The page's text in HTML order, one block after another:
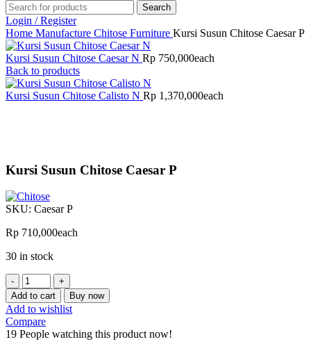
Search
Login / Register
Home Manufacture Chitose Furniture Kursi Susun Chitose Caesar P
Kursi Susun Chitose Caesar N Rp 750,000each
Back to products
Kursi Susun Chitose Calisto N Rp 1,370,000each
Kursi Susun Chitose Caesar P
SKU: Caesar P
Rp 710,000each
30 in stock
Kursi
Susun
Chitose
Caesar
P
Add to cart Buy now
Add to wishlist
Compare
19 People watching this product now!